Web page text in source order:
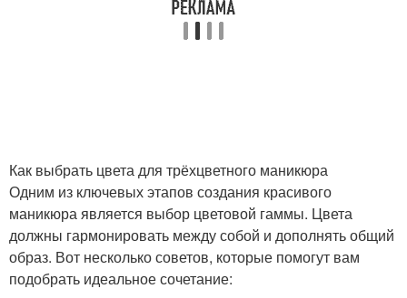
Как выбрать цвета для трёхцветного маникюра
Одним из ключевых этапов создания красивого
маникюра является выбор цветовой гаммы. Цвета
должны гармонировать между собой и дополнять общий
образ. Вот несколько советов, которые помогут вам
подобрать идеальное сочетание: